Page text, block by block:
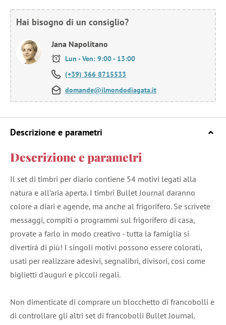
Hai bisogno di un consiglio?
Jana Napolitano
Lun - Ven: 9:00 - 13:00
(+39) 366 8715533
domande@ilmondodiagata.it
Descrizione e parametri
Descrizione e parametri
Il set di timbri per diario contiene 54 motivi legati alla
natura e all'aria aperta. I timbri Bullet Journal daranno
colore a diari e agende, ma anche al frigorifero. Se scrivete
messaggi, compiti o programmi sul frigorifero di casa,
provate a farlo in modo creativo - tutta la famiglia si
divertirà di più! I singoli motivi possono essere colorati,
usati per realizzare adesivi, segnalibri, divisori, così come
biglietti d'auguri e piccoli regali.
Non dimenticate di comprare un blocchetto di francobolli e
di controllare gli altri set di francobolli Bullet Journal.